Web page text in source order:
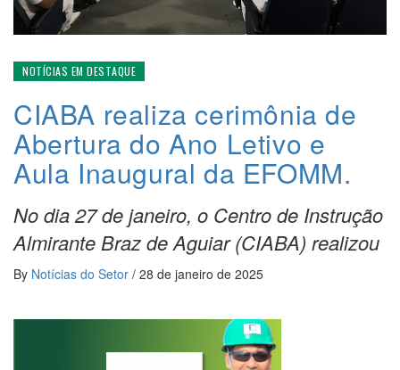
NOTÍCIAS EM DESTAQUE
CIABA realiza cerimônia de
Abertura do Ano Letivo e
Aula Inaugural da EFOMM.
No dia 27 de janeiro, o Centro de Instrução
Almirante Braz de Aguiar (CIABA) realizou
By Notícias do Setor / 28 de janeiro de 2025